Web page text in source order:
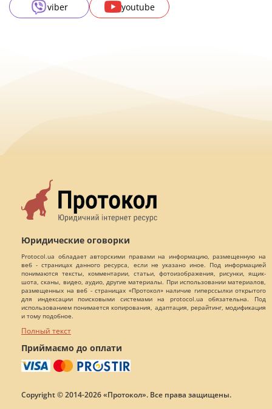
viber
youtube
Юридические оговорки
Protocol.ua обладает авторскими правами на информацию, размещенную на
веб - страницах данного ресурса, если не указано иное. Под информацией
понимаются тексты, комментарии, статьи, фотоизображения, рисунки, ящик-
шота, сканы, видео, аудио, другие материалы. При использовании материалов,
размещенных на веб - страницах «Протокол» наличие гиперссылки открытого
для индексации поисковыми системами на protocol.ua обязательна. Под
использованием понимается копирования, адаптация, рерайтинг, модификация
и тому подобное.
Полный текст
Приймаємо до оплати
Copyright © 2014-2026 «Протокол». Все права защищены.